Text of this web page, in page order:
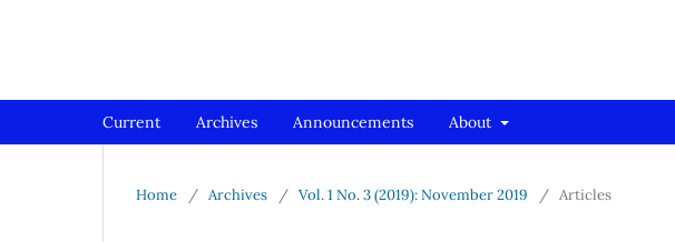
Current Archives Announcements About
Home / Archives / Vol. 1 No. 3 (2019): November 2019 / Articles